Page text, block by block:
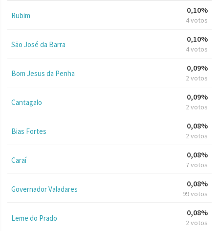
Rubim
0,10%
4 votos
São José da Barra
0,10%
4 votos
Bom Jesus da Penha
0,09%
2 votos
Cantagalo
0,09%
2 votos
Bias Fortes
0,08%
2 votos
Caraí
0,08%
7 votos
Governador Valadares
0,08%
99 votos
Leme do Prado
0,08%
2 votos